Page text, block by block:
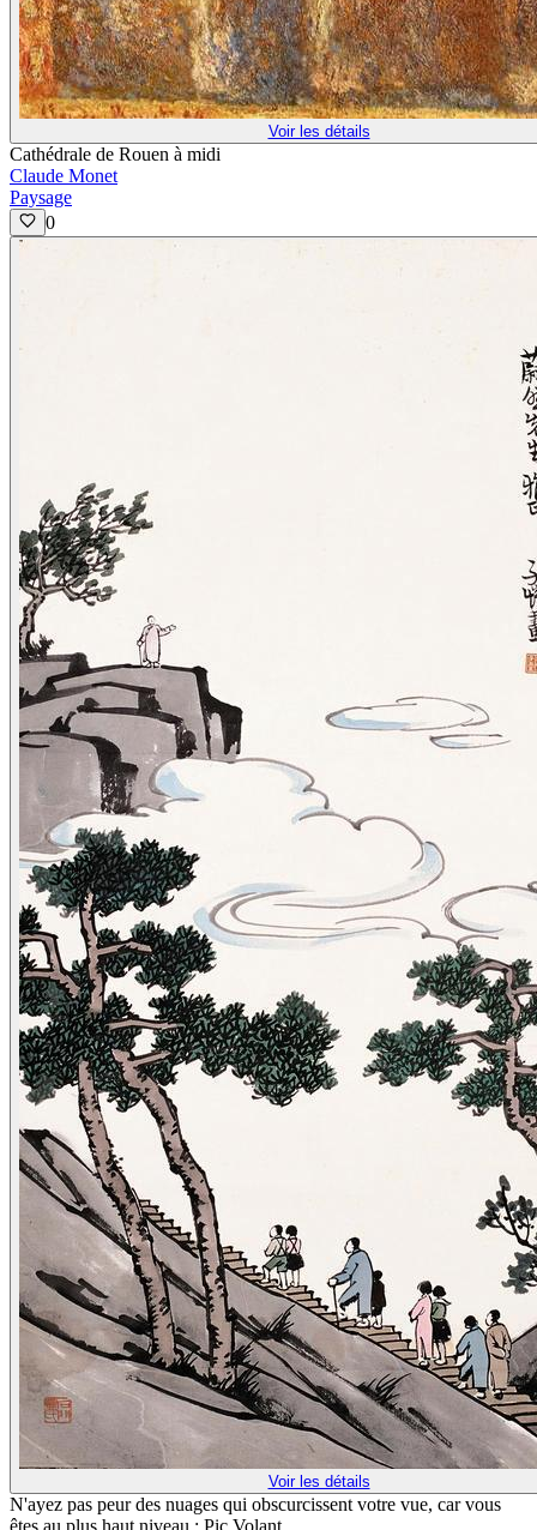
Voir les détails
Cathédrale de Rouen à midi
Claude Monet
Paysage
0
Voir les détails
N'ayez pas peur des nuages qui obscurcissent votre vue, car vous